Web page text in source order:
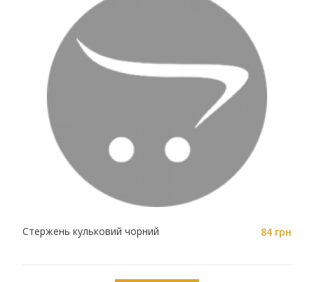
Стержень кульковий чорний 84 грн